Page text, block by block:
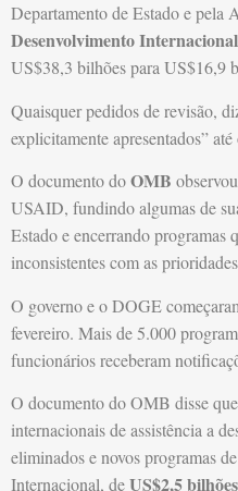
Departamento de Estado e pela
Desenvolvimento
US$38,3 bilhões para US$16,9
Quaisquer pedidos de revisão,
explicitamente apresentados”
O documento doOMB
USAID, fundindo algumas de
Estado e encerrando programas
inconsistentes com as
O governo e o DOGE
fevereiro. Mais de 5.000
funcionários receberam
O documento do OMB disse
internacionais de assistência a
eliminados e novos programas
Internacional, deUS$2,5 bilhões